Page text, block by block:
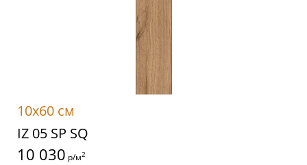
10x60 см
IZ 05 SP SQ
10 030 р/м2